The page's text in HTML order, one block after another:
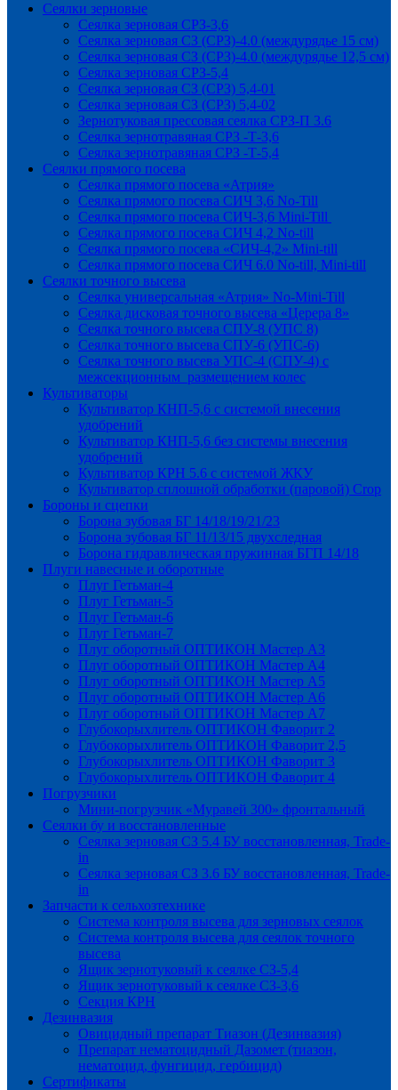
Сеялки зерновые
Сеялка зерновая СРЗ-3,6
Сеялка зерновая СЗ (СРЗ)-4.0 (междурядье 15 см)
Сеялка зерновая СЗ (СРЗ)-4.0 (междурядье 12,5 см)
Сеялка зерновая СРЗ-5,4
Сеялка зерновая СЗ (СРЗ) 5,4-01
Сеялка зерновая СЗ (СРЗ) 5,4-02
Зернотуковая прессовая сеялка СРЗ-П 3.6
Сеялка зернотравяная СРЗ -Т-3,6
Сеялка зернотравяная СРЗ -Т-5,4
Сеялки прямого посева
Сеялка прямого посева «Атрия»
Сеялка прямого посева СИЧ 3,6 No-Till
Сеялка прямого посева СИЧ-3,6 Mini-Till
Сеялка прямого посева СИЧ 4,2 No-till
Сеялка прямого посева «СИЧ-4,2» Mini-till
Сеялка прямого посева СИЧ 6.0 No-till, Mini-till
Сеялки точного высева
Сеялка универсальная «Атрия» No-Mini-Till
Сеялка дисковая точного высева «Церера 8»
Сеялка точного высева СПУ-8 (УПС 8)
Сеялка точного высева СПУ-6 (УПС-6)
Сеялка точного высева УПС-4 (СПУ-4) с
межсекционным размещением колес
Культиваторы
Культиватор КНП-5,6 с системой внесения
удобрений
Культиватор КНП-5,6 без системы внесения
удобрений
Культиватор КРН 5.6 с системой ЖКУ
Культиватор сплошной обработки (паровой) Crop
Бороны и сцепки
Борона зубовая БГ 14/18/19/21/23
Борона зубовая БГ 11/13/15 двухследная
Борона гидравлическая пружинная БГП 14/18
Плуги навесные и оборотные
Плуг Гетьман-4
Плуг Гетьман-5
Плуг Гетьман-6
Плуг Гетьман-7
Плуг оборотный ОПТИКОН Мастер А3
Плуг оборотный ОПТИКОН Мастер А4
Плуг оборотный ОПТИКОН Мастер А5
Плуг оборотный ОПТИКОН Мастер А6
Плуг оборотный ОПТИКОН Мастер А7
Глубокорыхлитель ОПТИКОН Фаворит 2
Глубокорыхлитель ОПТИКОН Фаворит 2,5
Глубокорыхлитель ОПТИКОН Фаворит 3
Глубокорыхлитель ОПТИКОН Фаворит 4
Погрузчики
Мини-погрузчик «Муравей 300» фронтальный
Сеялки бу и восстановленные
Сеялка зерновая СЗ 5.4 БУ восстановленная, Trade-
in
Сеялка зерновая СЗ 3.6 БУ восстановленная, Trade-
in
Запчасти к сельхозтехнике
Система контроля высева для зерновых сеялок
Система контроля высева для сеялок точного
высева
Ящик зернотуковый к сеялке СЗ-5,4
Ящик зернотуковый к сеялке СЗ-3,6
Секция КРН
Дезинвазия
Овицидный препарат Тиазон (Дезинвазия)
Препарат нематоцидный Дазомет (тиазон,
нематоцид, фунгицид, гербицид)
Сертификаты